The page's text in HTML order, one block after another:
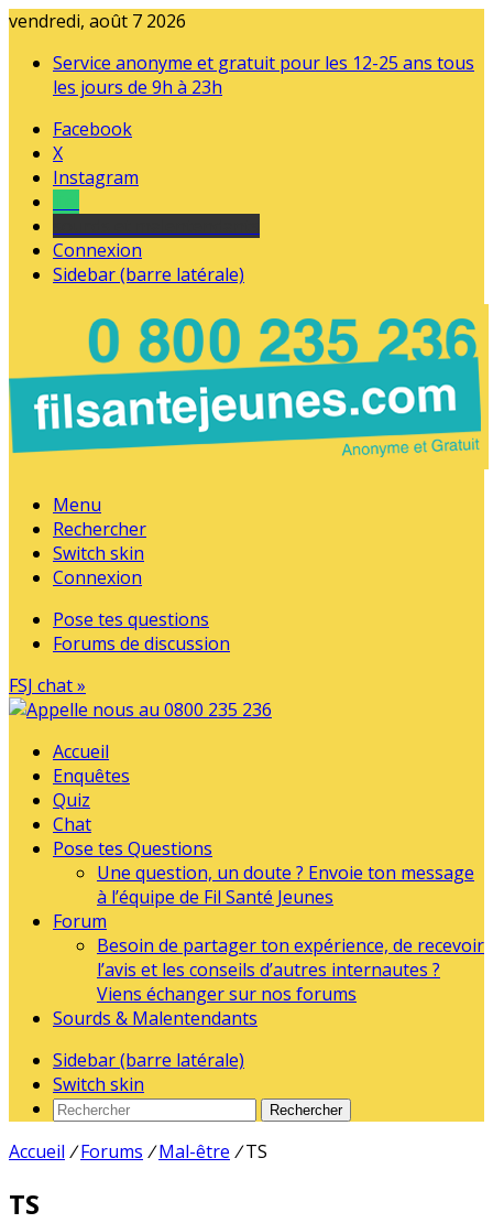
vendredi, août 7 2026
Service anonyme et gratuit pour les 12-25 ans tous
les jours de 9h à 23h
Facebook
X
Instagram
Connexion
Sidebar (barre latérale)
Menu
Rechercher
Switch skin
Connexion
Pose tes questions
Forums de discussion
FSJ chat »
Accueil
Enquêtes
Quiz
Chat
Pose tes Questions
Une question, un doute ? Envoie ton message
à l’équipe de Fil Santé Jeunes
Forum
Besoin de partager ton expérience, de recevoir
l’avis et les conseils d’autres internautes ?
Viens échanger sur nos forums
Sourds & Malentendants
Sidebar (barre latérale)
Switch skin
Rechercher
Accueil / Forums / Mal-être / TS
TS